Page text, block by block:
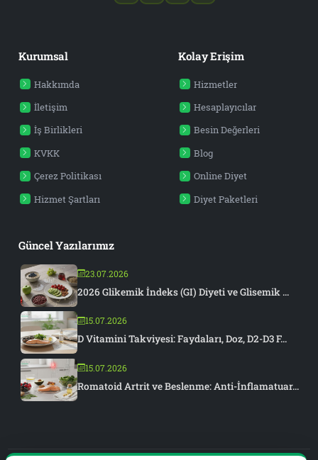
Kurumsal
Hakkımda
İletişim
İş Birlikleri
KVKK
Çerez Politikası
Hizmet Şartları
Kolay Erişim
Hizmetler
Hesaplayıcılar
Besin Değerleri
Blog
Online Diyet
Diyet Paketleri
Güncel Yazılarımız
23.07.2026
2026 Glikemik İndeks (GI) Diyeti ve Glisemik ...
15.07.2026
D Vitamini Takviyesi: Faydaları, Doz, D2-D3 F...
15.07.2026
Romatoid Artrit ve Beslenme: Anti-İnflamatuar...